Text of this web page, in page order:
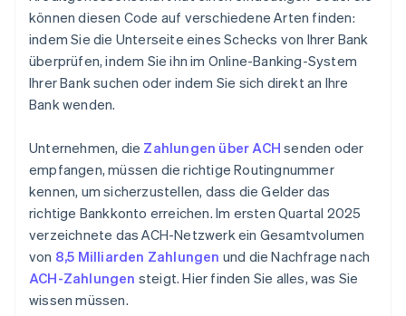
können diesen Code auf verschiedene Arten finden:
indem Sie die Unterseite eines Schecks von Ihrer Bank
überprüfen, indem Sie ihn im Online-Banking-System
Ihrer Bank suchen oder indem Sie sich direkt an Ihre
Bank wenden.
Unternehmen, die Zahlungen über ACH senden oder
empfangen, müssen die richtige Routingnummer
kennen, um sicherzustellen, dass die Gelder das
richtige Bankkonto erreichen. Im ersten Quartal 2025
verzeichnete das ACH-Netzwerk ein Gesamtvolumen
von 8,5 Milliarden Zahlungen und die Nachfrage nach
ACH-Zahlungen steigt. Hier finden Sie alles, was Sie
wissen müssen.